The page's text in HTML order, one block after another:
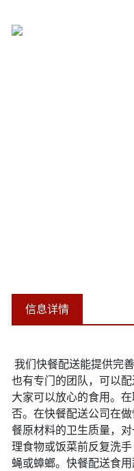
信息详情
我们快餐配送能提供完
也有专门的团队，可以
大家可以放心的食用。
否。在快餐配送公司在
餐原材料的卫生质量，
理食物或饭菜前反复洗
蝇或蟑螂。快餐配送食用